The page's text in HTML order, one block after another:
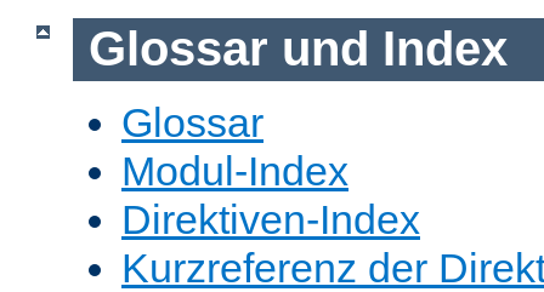
Glossar und Index
Glossar
Modul-Index
Direktiven-Index
Kurzreferenz der